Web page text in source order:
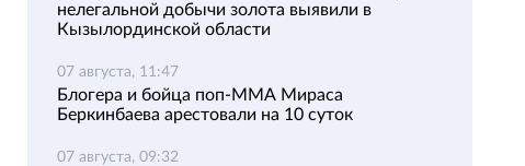
нелегальной добычи золота выявили в
Кызылординской области
07 августа, 11:47
Блогера и бойца поп-ММА Мираса
Беркинбаева арестовали на 10 суток
07 августа, 09:32